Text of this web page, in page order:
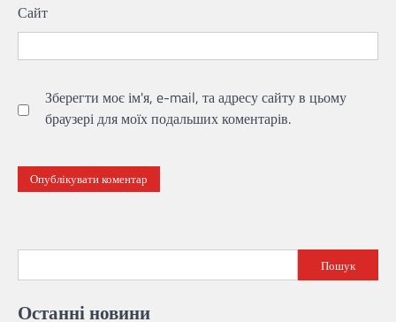
Сайт
Зберегти моє ім'я, e-mail, та адресу сайту в цьому
браузері для моїх подальших коментарів.
Пошук
Останні новини